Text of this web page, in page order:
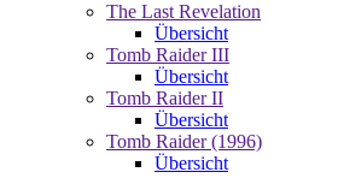
The Last Revelation
Übersicht
Tomb Raider III
Übersicht
Tomb Raider II
Übersicht
Tomb Raider (1996)
Übersicht